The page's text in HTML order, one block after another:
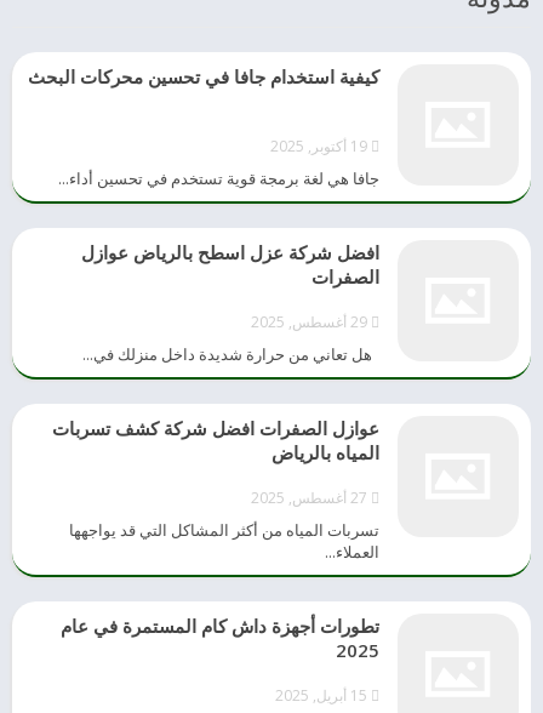
كيفية استخدام جافا في تحسين محركات البحث
جافا هي لغة برمجة قوية تستخدم في تحسين أداء...
افضل شركة عزل اسطح بالرياض عوازل
الصفرات
هل تعاني من حرارة شديدة داخل منزلك في...
عوازل الصفرات افضل شركة كشف تسربات
المياه بالرياض
تسربات المياه من أكثر المشاكل التي قد يواجهها
العملاء...
تطورات أجهزة داش كام المستمرة في عام
2025